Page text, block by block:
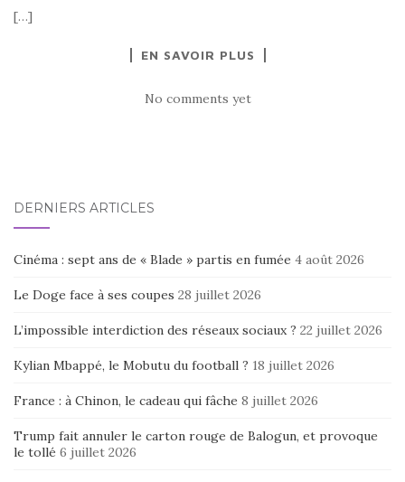
[…]
EN SAVOIR PLUS
No comments yet
DERNIERS ARTICLES
Cinéma : sept ans de « Blade » partis en fumée 4 août 2026
Le Doge face à ses coupes 28 juillet 2026
L’impossible interdiction des réseaux sociaux ? 22 juillet 2026
Kylian Mbappé, le Mobutu du football ? 18 juillet 2026
France : à Chinon, le cadeau qui fâche 8 juillet 2026
Trump fait annuler le carton rouge de Balogun, et provoque
le tollé 6 juillet 2026